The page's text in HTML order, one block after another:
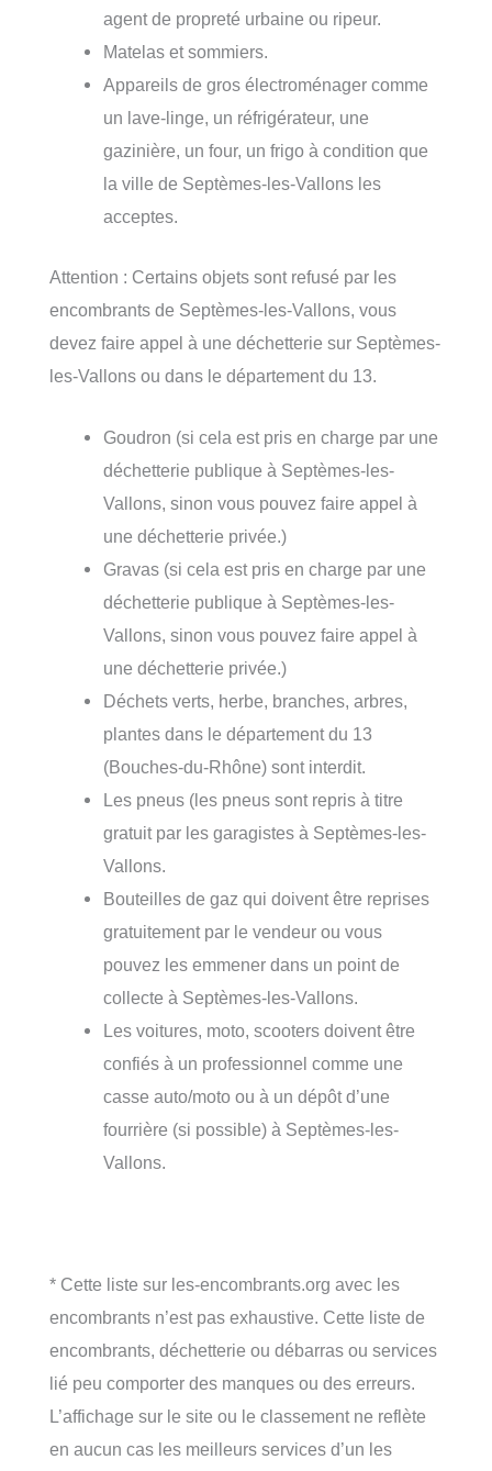
agent de propreté urbaine ou ripeur.
Matelas et sommiers.
Appareils de gros électroménager comme
un lave-linge, un réfrigérateur, une
gazinière, un four, un frigo à condition que
la ville de Septèmes-les-Vallons les
acceptes.
Attention : Certains objets sont refusé par les
encombrants de Septèmes-les-Vallons, vous
devez faire appel à une déchetterie sur Septèmes-
les-Vallons ou dans le département du 13.
Goudron (si cela est pris en charge par une
déchetterie publique à Septèmes-les-
Vallons, sinon vous pouvez faire appel à
une déchetterie privée.)
Gravas (si cela est pris en charge par une
déchetterie publique à Septèmes-les-
Vallons, sinon vous pouvez faire appel à
une déchetterie privée.)
Déchets verts, herbe, branches, arbres,
plantes dans le département du 13
(Bouches-du-Rhône) sont interdit.
Les pneus (les pneus sont repris à titre
gratuit par les garagistes à Septèmes-les-
Vallons.
Bouteilles de gaz qui doivent être reprises
gratuitement par le vendeur ou vous
pouvez les emmener dans un point de
collecte à Septèmes-les-Vallons.
Les voitures, moto, scooters doivent être
confiés à un professionnel comme une
casse auto/moto ou à un dépôt d’une
fourrière (si possible) à Septèmes-les-
Vallons.
* Cette liste sur les-encombrants.org avec les
encombrants n’est pas exhaustive. Cette liste de
encombrants, déchetterie ou débarras ou services
lié peu comporter des manques ou des erreurs.
L’affichage sur le site ou le classement ne reflète
en aucun cas les meilleurs services d’un les